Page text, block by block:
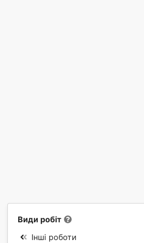
Види робіт
Інші роботи